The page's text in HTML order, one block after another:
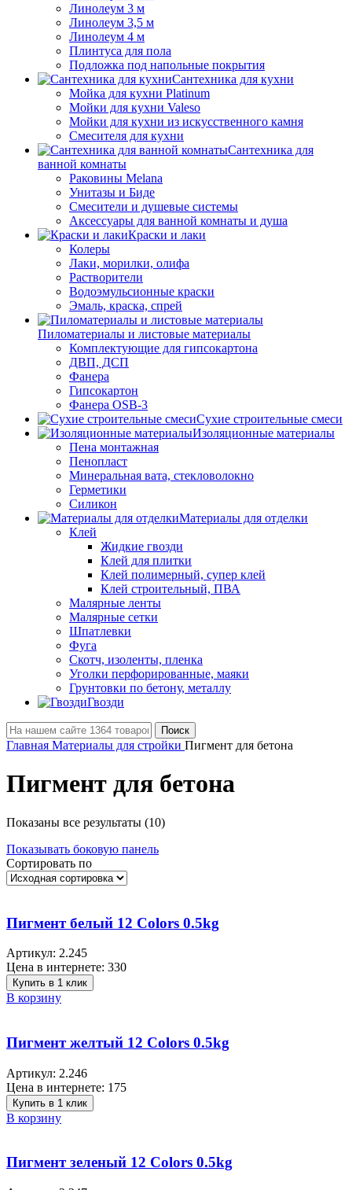
Линолеум 3 м
Линолеум 3,5 м
Линолеум 4 м
Плинтуса для пола
Подложка под напольные покрытия
Сантехника для кухни
Мойка для кухни Platinum
Мойки для кухни Valeso
Мойки для кухни из искусственного камня
Смесителя для кухни
Сантехника для
ванной комнаты
Раковины Melana
Унитазы и Биде
Смесители и душевые системы
Аксессуары для ванной комнаты и душа
Краски и лаки
Колеры
Лаки, морилки, олифа
Растворители
Водоэмульсионные краски
Эмаль, краска, спрей
Пиломатериалы и листовые материалы
Комплектующие для гипсокартона
ДВП, ДСП
Фанера
Гипсокартон
Фанера OSB-3
Сухие строительные смеси
Изоляционные материалы
Пена монтажная
Пенопласт
Минеральная вата, стекловолокно
Герметики
Силикон
Материалы для отделки
Клей
Жидкие гвозди
Клей для плитки
Клей полимерный, супер клей
Клей строительный, ПВА
Малярные ленты
Малярные сетки
Шпатлевки
Фуга
Скотч, изоленты, пленка
Уголки перфорированные, маяки
Грунтовки по бетону, металлу
Гвозди
Поиск
Главная Материалы для стройки Пигмент для бетона
Пигмент для бетона
Показаны все результаты (10)
Показывать боковую панель
Сортировать по
Пигмент белый 12 Colors 0.5kg
Артикул: 2.245
Цена в интернете: 330
Купить в 1 клик
В корзину
Пигмент желтый 12 Colors 0.5kg
Артикул: 2.246
Цена в интернете: 175
Купить в 1 клик
В корзину
Пигмент зеленый 12 Colors 0.5kg